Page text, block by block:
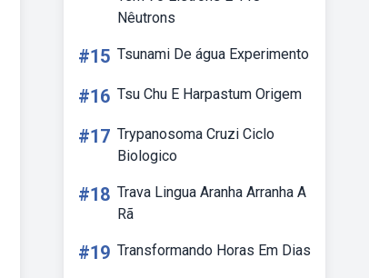
Nêutrons
#15 Tsunami De água Experimento
#16 Tsu Chu E Harpastum Origem
#17 Trypanosoma Cruzi Ciclo
Biologico
#18 Trava Lingua Aranha Arranha A
Rã
#19 Transformando Horas Em Dias